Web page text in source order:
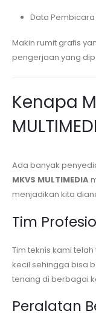
Data Pembicara
Makin rumit grafis
pengerjaan yang
Kenapa
Ada banyak
MKVS MULTIMEDIA
menjadikan kita
Tim
Tim teknis kami
kecil sehingga bisa
tenang di berbagai
Peralatan